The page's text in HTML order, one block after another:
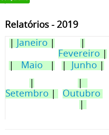
Relatórios - 2019
|Janeiro|
|
Fevereiro|
|Maio| |Junho|
|
Setembro|
|
Outubro
|